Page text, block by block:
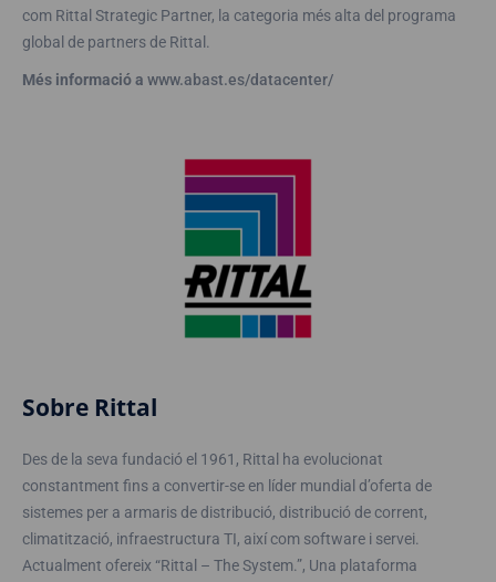
com Rittal Strategic Partner, la categoria més alta del programa
global de partners de Rittal.
Més informació a www.abast.es/datacenter/
Sobre Rittal
Des de la seva fundació el 1961, Rittal ha evolucionat
constantment fins a convertir-se en líder mundial d’oferta de
sistemes per a armaris de distribució, distribució de corrent,
climatització, infraestructura TI, així com software i servei.
Actualment ofereix “Rittal – The System.”, Una plataforma